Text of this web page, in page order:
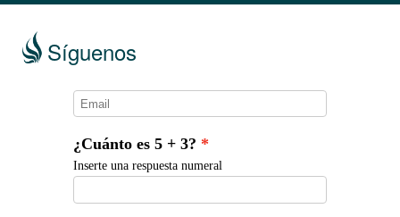
Síguenos